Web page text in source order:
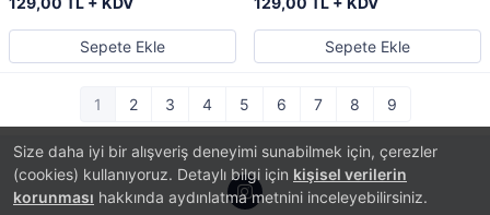
Size daha iyi bir alışveriş deneyimi sunabilmek için, çerezler
(cookies) kullanıyoruz. Detaylı bilgi için kişisel verilerin
korunması hakkında aydınlatma metnini inceleyebilirsiniz.
Sepete Ekle Sepete Ekle
1 2 3 4 5 6 7 8 9